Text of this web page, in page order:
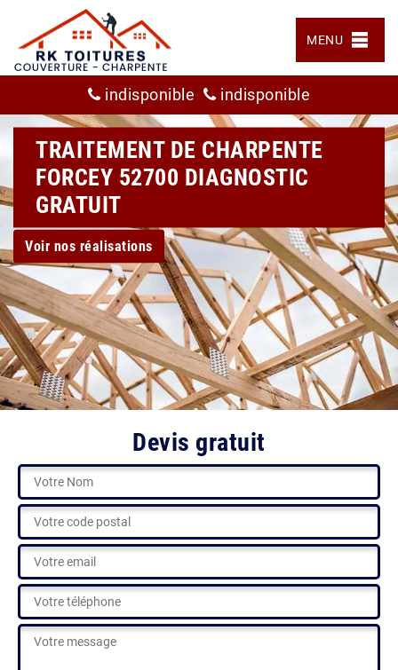
MENU
indisponible indisponible
TRAITEMENT DE CHARPENTE
FORCEY 52700 DIAGNOSTIC
GRATUIT
Voir nos réalisations
Devis gratuit